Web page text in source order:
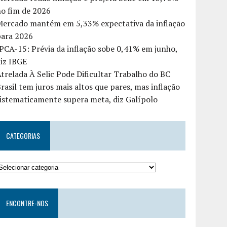
fim de 2026
mantém em 5,33% expectativa da inflação
2026
15: Prévia da inflação sobe 0,41% em junho,
IBGE
À Selic Pode Dificultar Trabalho do BC
tem juros mais altos que pares, mas inflação
supera meta, diz Galípolo
CATEGORIAS
ENCONTRE-NOS